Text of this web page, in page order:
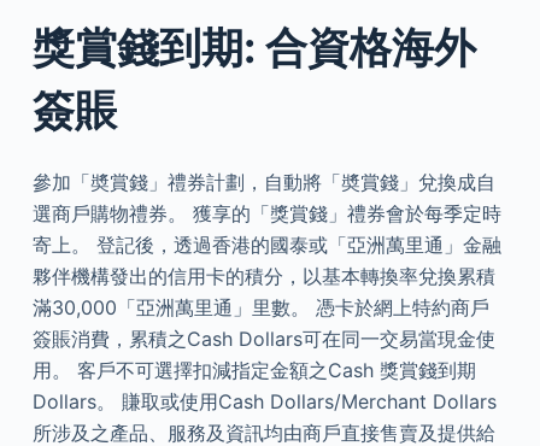
獎賞錢到期: 合資格海外
簽賬
參加「奬賞錢」禮券計劃，自動將「奬賞錢」兌換成自
選商戶購物禮券。 獲享的「獎賞錢」禮券會於每季定時
寄上。 登記後，透過香港的國泰或「亞洲萬里通」金融
夥伴機構發出的信用卡的積分，以基本轉換率兌換累積
滿30,000「亞洲萬里通」里數。 憑卡於網上特約商戶
簽賬消費，累積之Cash Dollars可在同一交易當現金使
用。 客戶不可選擇扣減指定金額之Cash 獎賞錢到期
Dollars。 賺取或使用Cash Dollars/Merchant Dollars
所涉及之產品、服務及資訊均由商戶直接售賣及提供給